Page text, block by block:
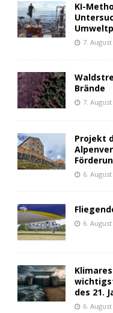
KI-
7.
Brände
7.
Projekt
6.
6.
des 21.
6.